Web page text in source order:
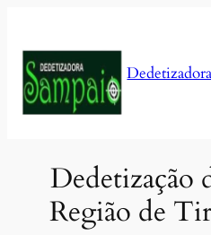
conteúdo
Dedetização
Região de